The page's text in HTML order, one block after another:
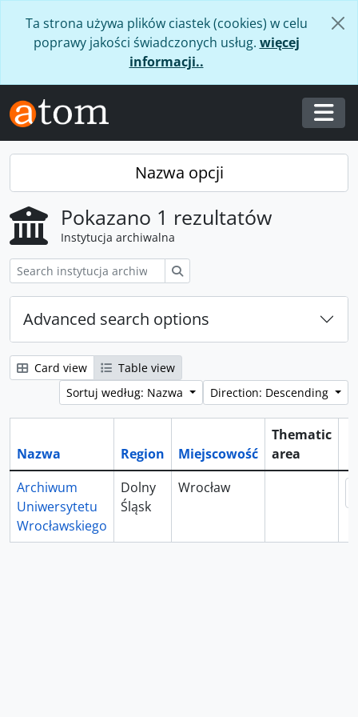
Ta strona używa plików ciastek (cookies) w celu
poprawy jakości świadczonych usług. więcej
informacji..
Nazwa opcji
Pokazano 1 rezultatów
Instytucja archiwalna
Advanced search options
Card view
Table view
Sortuj według: Nazwa
Direction: Descending
Nazwa Region Miejscowość
Thematic
area
Archiwum
Uniwersytetu
Wrocławskiego
Dolny
Śląsk
Wrocław